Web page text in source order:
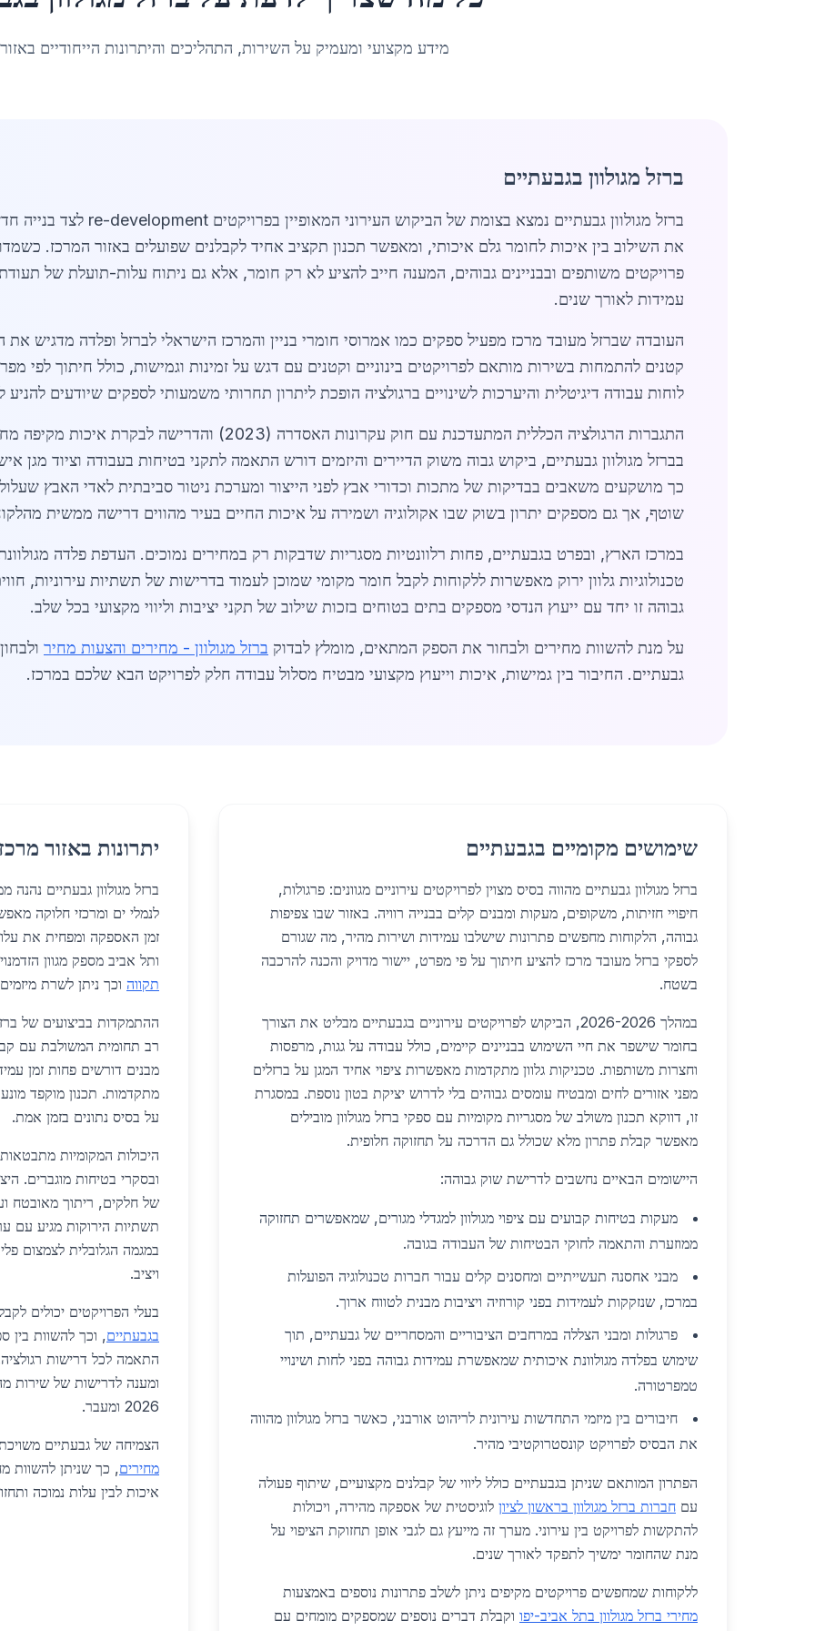
מידע מקצועי ומעמיק על השירות, התהליכים והיתרונות הייחודיים
ברזל מגולוון בגבעתיים
את השילוב בין איכות לחומר גלם איכותי, ומאפשר תכנון תקציב אחיד לקבלנים שפועלים באזור המרכז.
פרויקטים משותפים ובבניינים גבוהים, המענה חייב להציע לא רק חומר, אלא גם ניתוח עלות-תועלת של
עמידות לאורך שנים.
העובדה שברזל מעובד מרכז מפעיל ספקים כמו אמרוסי חומרי בניין והמרכז הישראלי לברזל ופלדה מדגיש
קטנים להתמחות בשירות מותאם לפרויקטים בינוניים וקטנים עם דגש על זמינות וגמישות, כולל חיתוך לפי
לוחות עבודה דיגיטלית והיערכות לשינויים ברגולציה הופכת ליתרון תחרותי משמעותי לספקים שיודעים להניע
התגברות הרגולציה הכללית המתעדכנת עם חוק עקרונות האסדרה
בברזל מגולוון גבעתיים, ביקוש גבוה משוק הדיירים והיזמים דורש התאמה לתקני בטיחות בעבודה וציוד מגן
כך מושקעים משאבים בבדיקות של מתכות וכדורי אבץ לפני הייצור ומערכת ניטור סביבתית לאדי האבץ
שוטף, אך גם מספקים יתרון בשוק שבו אקולוגיה ושמירה על איכות החיים בעיר מהווים דרישה ממשית
במרכז הארץ, ובפרט בגבעתיים, פחות רלוונטיות מסגריות שדבקות רק במחירים נמוכים. העדפת פלדה
טכנולוגיות גלוון ירוק מאפשרות ללקוחות לקבל חומר מקומי שמוכן לעמוד בדרישות של תשתיות עירוניות,
גבוהה זו יחד עם ייעוץ הנדסי מספקים בתים בטוחים בזכות שילוב של תקני יציבות וליווי מקצועי בכל שלב.
על מנת להשוות מחירים ולבחור את הספק המתאים, מומלץ לבדוק ברזל מגולוון - מחירים והצעות מחיר
גבעתיים. החיבור בין גמישות, איכות וייעוץ מקצועי מבטיח מסלול עבודה חלק לפרויקט הבא שלכם במרכז.
שימושים מקומיים בגבעתיים
ברזל מגולוון גבעתיים מהווה בסיס מצוין לפרויקטים עירוניים מגוונים: פרגולות,
חיפויי חזיתות, משקופים, מעקות ומבנים קלים בבנייה רוויה. באזור שבו צפיפות
גבוהה, הלקוחות מחפשים פתרונות שישלבו עמידות ושירות מהיר, מה שגורם
לספקי ברזל מעובד מרכז להציע חיתוך על פי מפרט, יישור מדויק והכנה להרכבה
בשטח.
במהלך 2026-2026, הביקוש לפרויקטים עירוניים בגבעתיים מבליט את הצורך
בחומר שישפר את חיי השימוש בבניינים קיימים, כולל עבודה על גגות, מרפסות
וחצרות משותפות. טכניקות גלוון מתקדמות מאפשרות ציפוי אחיד המגן על ברזלים
מפני אזורים לחים ומבטיח עומסים גבוהים בלי לדרוש יציקת בטון נוספת. במסגרת
זו, דווקא תכנון משולב של מסגריות מקומיות עם ספקי ברזל מגולוון מובילים
מאפשר קבלת פתרון מלא שכולל גם הדרכה על תחזוקה חלופית.
היישומים הבאיים נחשבים לדרישת שוק גבוהה:
מעקות בטיחות קבועים עם ציפוי מגולוון למגדלי מגורים, שמאפשרים תחזוקה
ממוזערת והתאמה לחוקי הבטיחות של העבודה בגובה.
מבני אחסנה תעשייתיים ומחסנים קלים עבור חברות טכנולוגיה הפועלות
במרכז, שנזקקות לעמידות בפני קורוזיה ויציבות מבנית לטווח ארוך.
פרגולות ומבני הצללה במרחבים הציבוריים והמסחריים של גבעתיים, תוך
שימוש בפלדה מגולוונת איכותית שמאפשרת עמידות גבוהה בפני לחות ושינויי
טמפרטורה.
חיבורים בין מיזמי התחדשות עירונית לריהוט אורבני, כאשר ברזל מגולוון מהווה
את הבסיס לפרויקט קונסטרוקטיבי מהיר.
הפתרון המותאם שניתן בגבעתיים כולל ליווי של קבלנים מקצועיים, שיתוף פעולה
עם חברות ברזל מגולוון בראשון לציון לוגיסטית של אספקה מהירה, ויכולות
להתקשות לפרויקט בין עירוני. מערך זה מייעץ גם לגבי אופן תחזוקת הציפוי על
מנת שהחומר ימשיך לתפקד לאורך שנים.
ללקוחות שמחפשים פרויקטים מקיפים ניתן לשלב פתרונות נוספים באמצעות
מחירי ברזל מגולוון בתל אביב-יפו וקבלת דברים נוספים שמספקים מומחים עם
יתרונות באזור
ברזל מגולוון גבעתיים
לנמלי ים ומרכזי חלוקה
זמן האספקה ומפחית את
ותל אביב מספק מגוון
תקווה וכך ניתן לשרת מיזמים
ההתמקדות בביצועים של
רב תחומית המשולבת עם
מבנים דורשים פחות זמן
מתקדמות. תכנון מוקפד
על בסיס נתונים בזמן אמת.
היכולות המקומיות
ובסקרי בטיחות מוגברים.
של חלקים, ריתוך מאובטח
תשתיות הירוקות מגיע עם
במגמה הגלובלית לצמצום
ויציב.
בעלי הפרויקטים יכולים
בגבעתיים, וכך להשוות בין
התאמה לכל דרישות
ומענה לדרישות של שירות
2026 ומעבר.
הצמיחה של גבעתיים
מחירים, כך שניתן להשוות
איכות לבין עלות נמוכה